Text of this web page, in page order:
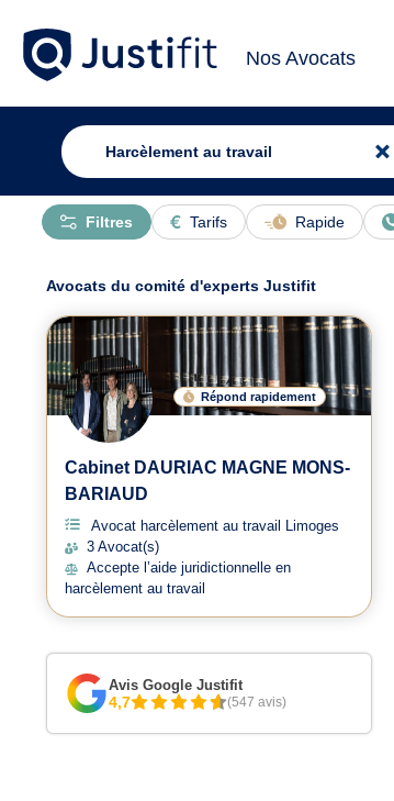
Nos Avocats
Tarifs Rapide
Filtres
Avocats du comité d'experts Justifit
Répond rapidement
Cabinet DAURIAC MAGNE MONS-
BARIAUD
Avocat harcèlement au travail Limoges
3 Avocat(s)
Accepte l’aide juridictionnelle en
harcèlement au travail
Avis Google Justifit
4,7 (547 avis)